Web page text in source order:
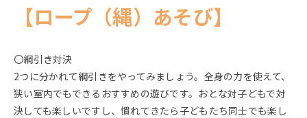
【ロープ（縄）あそび】
〇綱引き対決
2つに分かれて綱引きをやってみましょう。全身の力を使えて、
狭い室内でもできるおすすめの遊びです。おとな対子どもで対
決しても楽しいですし、慣れてきたら子どもたち同士でも楽し